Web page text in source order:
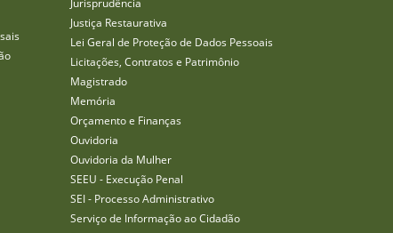
Jurisprudência
Justiça Restaurativa
Lei Geral de Proteção de Dados Pessoais
Licitações, Contratos e Patrimônio
Magistrado
Memória
Orçamento e Finanças
Ouvidoria
Ouvidoria da Mulher
SEEU - Execução Penal
SEI - Processo Administrativo
Serviço de Informação ao Cidadão